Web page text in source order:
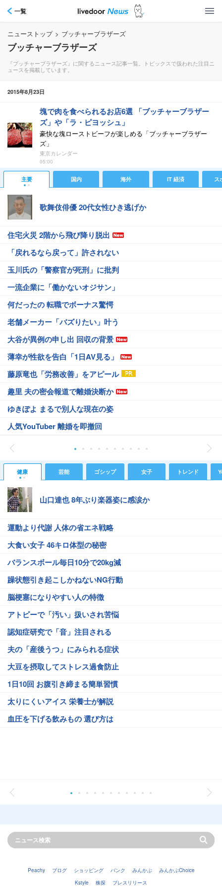
一覧
ニューストップ > ブッチャーブラザーズ
ブッチャーブラザーズ
『ブッチャーブラザーズ』に関するニュース記事一覧。トピックスで扱われた注目ニ
ュースを掲載しています。
2015年8月23日
塊で肉を食べられるお店6選 「ブッチャーブラザー
ズ」や「ラ・ピヨッシュ」
豪快な塊ローストビーフが楽しめる「ブッチャーブラザー
ズ」
東京カレンダー
05:00
主要 国内 海外 IT 経済 ス
歌舞伎俳優 20代女性ひき逃げか
住宅火災 2階から飛び降り脱出
「戻れるなら戻って」許されない
玉川氏の「警察官が死刑」に批判
一流企業に「働かないオジサン」
何だったの 転職でボーナス驚愕
老舗メーカー「バズりたい」叶う
大谷が異例の申し出 回収の背景
薄幸が性欲を告白「1日AV見る」
藤原竜也「労務改善」をアピール
趣里 夫の密会報道で離婚決断か
ゆきぽよ まるで別人な現在の姿
人気YouTuber 離婚を即撤回
健康 芸能 ゴシップ 女子 トレンド
山口達也 8年ぶり楽器姿に感涙か
運動より代謝 人体の省エネ戦略
大食い女子 46キロ体型の秘密
バランスボール毎日10分で20kg減
躁状態引き起こしかねないNG行動
脳梗塞になりやすい人の特徴
アトピーで「汚い」扱いされ苦悩
認知症研究で「音」注目される
夫の「産後うつ」にみられる症状
大豆を摂取してストレス過食防止
1日10回 お腹引き締まる簡単習慣
太りにくいアイス 栄養士が解説
血圧を下げる飲みもの 選び方は
Peachy ブログ ショッピング バンク みんかぶ
みんかぶChoice
Kstyle
株探 プレスリリース